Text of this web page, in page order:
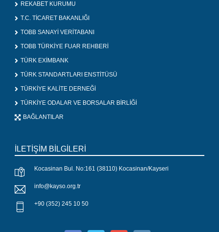
REKABET KURUMU
T.C. TİCARET BAKANLIĞI
TOBB SANAYİ VERİTABANI
TOBB TÜRKİYE FUAR REHBERİ
TÜRK EXİMBANK
TÜRK STANDARTLARI ENSTİTÜSÜ
TÜRKİYE KALİTE DERNEĞİ
TÜRKİYE ODALAR VE BORSALAR BİRLİĞİ
BAĞLANTILAR
İLETİŞİM BİLGİLERİ
Kocasinan Bul. No:161 (38110) Kocasinan/Kayseri
info@kayso.org.tr
+90 (352) 245 10 50